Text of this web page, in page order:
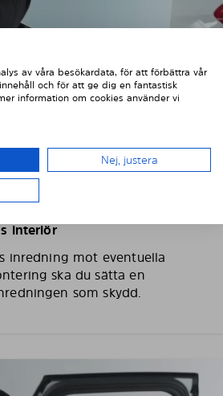
BILRUTORNA
av bilens rutor, använd
en fiberduk. Torka av
solskydd med en lätt
damm försvinner.
interiör
inredning mot eventuella
ska du sätta en
som skydd.
av våra besökardata, för att förbättra vår
och för att ge dig en fantastisk
information om cookies använder vi
Nej, justera